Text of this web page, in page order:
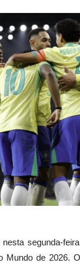
segunda-
Mundo de 2026.